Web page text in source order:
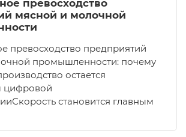
превосходство
мясной и молочной
превосходство предприятий
промышленности: почему
остается
цифровой
становится главным